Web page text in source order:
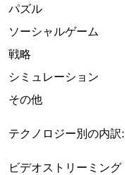
パズル
ソーシャルゲーム
戦略
シミュレーション
その他
テクノロジー別の内訳:
ビデオストリーミング